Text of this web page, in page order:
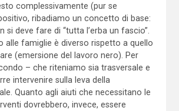
complessivamente (pur se
ribadiamo un concetto di base:
si deve fare di “tutta l’erba un fascio”.
alle famiglie è diverso rispetto a quello
(emersione del lavoro nero). Per
– che riteniamo sia trasversale e
intervenire sulla leva della
Quanto agli aiuti che necessitano le
dovrebbero, invece, essere